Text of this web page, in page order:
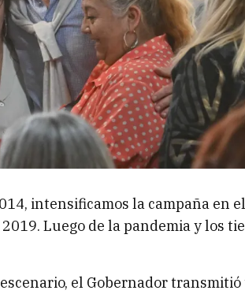
intensificamos la campaña en
Luego de la pandemia y los
el Gobernador transmitió